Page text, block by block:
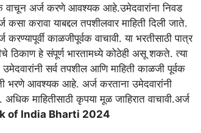
वाचून अर्ज करणे आवश्यक आहे.उमेदवारांना निवड
कसा करावा याबद्दल तपशीलवार माहिती दिली जाते.
काळजीपूर्वक वाचावी. या भरतीसाठी पात्र
ठिकाण हे संपूर्ण भारतामध्ये कोठेही असू शकते. त्या
सर्व तपशील आणि माहिती काळजी पूर्वक
भरणे आवश्यक आहे. अर्ज करताना उमेदवारांनी
माहितीसाठी कृपया मूळ जाहिरात वाचावी.अर्ज
of India Bharti 2024